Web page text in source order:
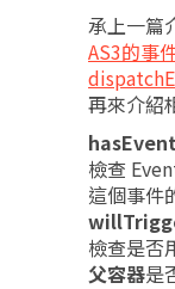
承上一篇
AS3的事
再來介紹
檢查
這個事件
檢查是否
父容器是